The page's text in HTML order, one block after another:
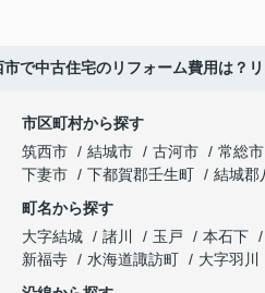
市で中古住宅のリフォーム費用は？
市区町村から探す
筑西市
結城市 古河市 常総市
下妻市
下都賀郡壬生町 結城郡
町名から探す
大字結城
諸川 玉戸 本石下
新福寺
水海道諏訪町
大字羽川